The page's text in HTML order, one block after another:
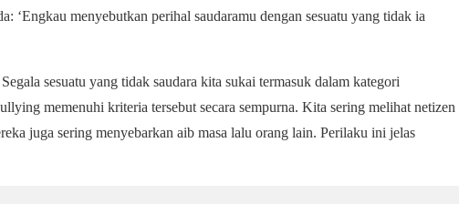
‘Engkau menyebutkan perihal saudaramu dengan sesuatu yang tidak ia
sesuatu yang tidak saudara kita sukai termasuk dalam kategori
memenuhi kriteria tersebut secara sempurna. Kita sering melihat netizen
juga sering menyebarkan aib masa lalu orang lain. Perilaku ini jelas